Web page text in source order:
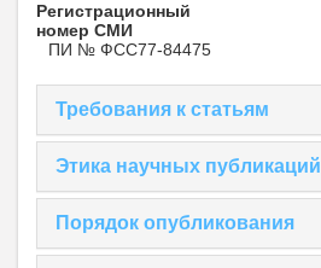
Регистрационный
номер СМИ
ПИ № ФСС77-84475
Требования к статьям
Этика научных публикаций
Порядок опубликования